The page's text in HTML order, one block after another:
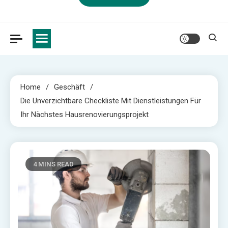
Home
Geschäft
Die Unverzichtbare Checkliste Mit Dienstleistungen Für
Ihr Nächstes Hausrenovierungsprojekt
4 MINS READ